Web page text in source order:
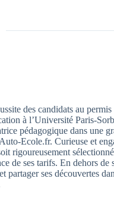
des candidats au permis
à l’Université Paris-
pédagogique dans une
Ecole.fr. Curieuse et
rigoureusement
de ses tarifs. En dehors de
partager ses découvertes